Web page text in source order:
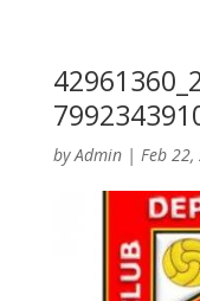
byAdmin| Feb 22,